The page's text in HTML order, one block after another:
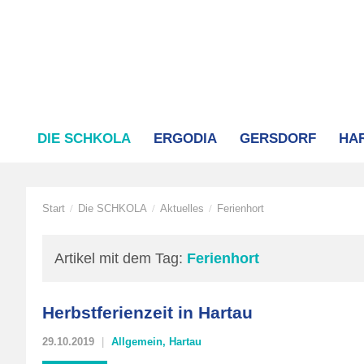
DIE SCHKOLA ERGODIA GERSDORF
Start / Die SCHKOLA / Aktuelles / Ferienhort
Artikel mit dem Tag: Ferienhort
Herbstferienzeit in Hartau
29.10.2019 Allgemein, Hartau